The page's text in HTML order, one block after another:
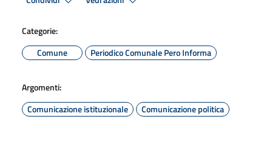
Categorie:
Comune
Periodico Comunale Pero Informa
Argomenti:
Comunicazione istituzionale
Comunicazione politica